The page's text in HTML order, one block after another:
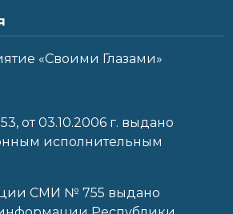
«Своими Глазами»
от 03.10.2006 г. выдано
исполнительным
СМИ № 755 выдано